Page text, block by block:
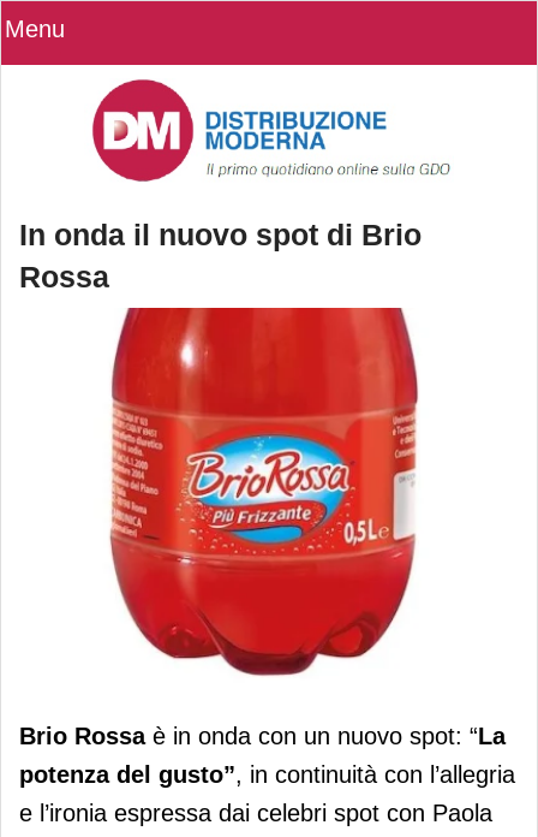
Menu
In onda il nuovo spot di Brio
Rossa
In onda il nuovo spot di Brio Rossa
Brio Rossaè in onda con un nuovo spot: “La
potenza del gusto”, in continuità con l’allegria
e l’ironia espressa dai celebri spot con Paola